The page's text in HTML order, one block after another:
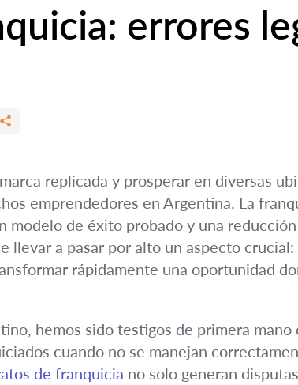
errores
replicada y prosperar en diversas
emprendedores en Argentina. La
de éxito probado y una
llevar a pasar por alto un aspecto
rápidamente una oportunidad
hemos sido testigos de primera mano
cuando no se manejan
de franquicia no solo generan